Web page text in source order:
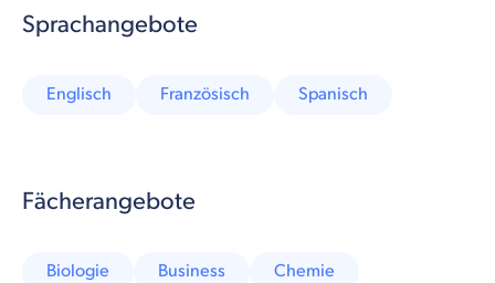
Sprachangebote
Englisch Französisch Spanisch
Fächerangebote
Biologie Business
Chemie